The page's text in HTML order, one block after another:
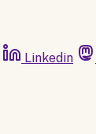
Linkedin